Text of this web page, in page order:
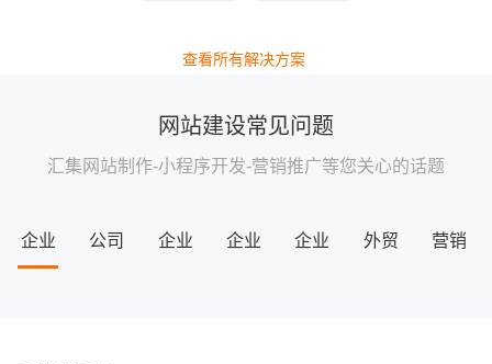
AI平台标
老板掌上数字化智
查看所有解决方案
网站建设常见问题
汇集网站制作-小程序开发-营销推广等您关心的话题
企业 公司 企业 企业 企业 外贸 营销